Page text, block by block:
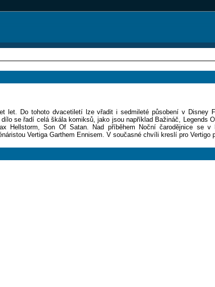
let. Do tohoto dvacetiletí lze vřadit i sedmileté působení v Disney
se řadí celá škála komiksů, jako jsou například Bažináč, Legends
Hellstorm, Son Of Satan. Nad příběhem Noční čarodějnice se
Vertiga Garthem Ennisem. V současné chvíli kreslí pro